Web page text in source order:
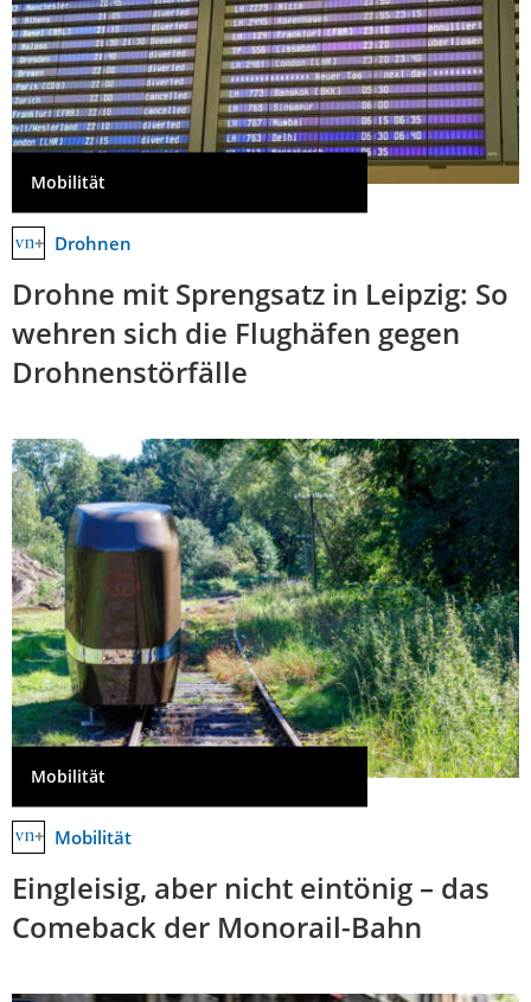
Mobilität
Drohnen
Drohne mit Sprengsatz in Leipzig: So
wehren sich die Flughäfen gegen
Drohnenstörfälle
Mobilität
Mobilität
Eingleisig, aber nicht eintönig – das
Comeback der Monorail-Bahn